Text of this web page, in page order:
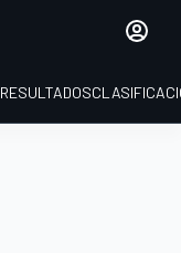
RESULTADOS